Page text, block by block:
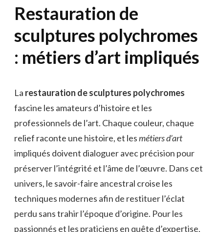
Restauration de
sculptures polychromes
: métiers d’art impliqués
La restauration de sculptures polychromes
fascine les amateurs d’histoire et les
professionnels de l’art. Chaque couleur, chaque
relief raconte une histoire, et lesmétiers d’art
impliqués doivent dialoguer avec précision pour
préserver l’intégrité et l’âme de l’œuvre. Dans cet
univers, le savoir-faire ancestral croise les
techniques modernes afin de restituer l’éclat
perdu sans trahir l’époque d’origine. Pour les
passionnés et les praticiens en quête d’expertise,